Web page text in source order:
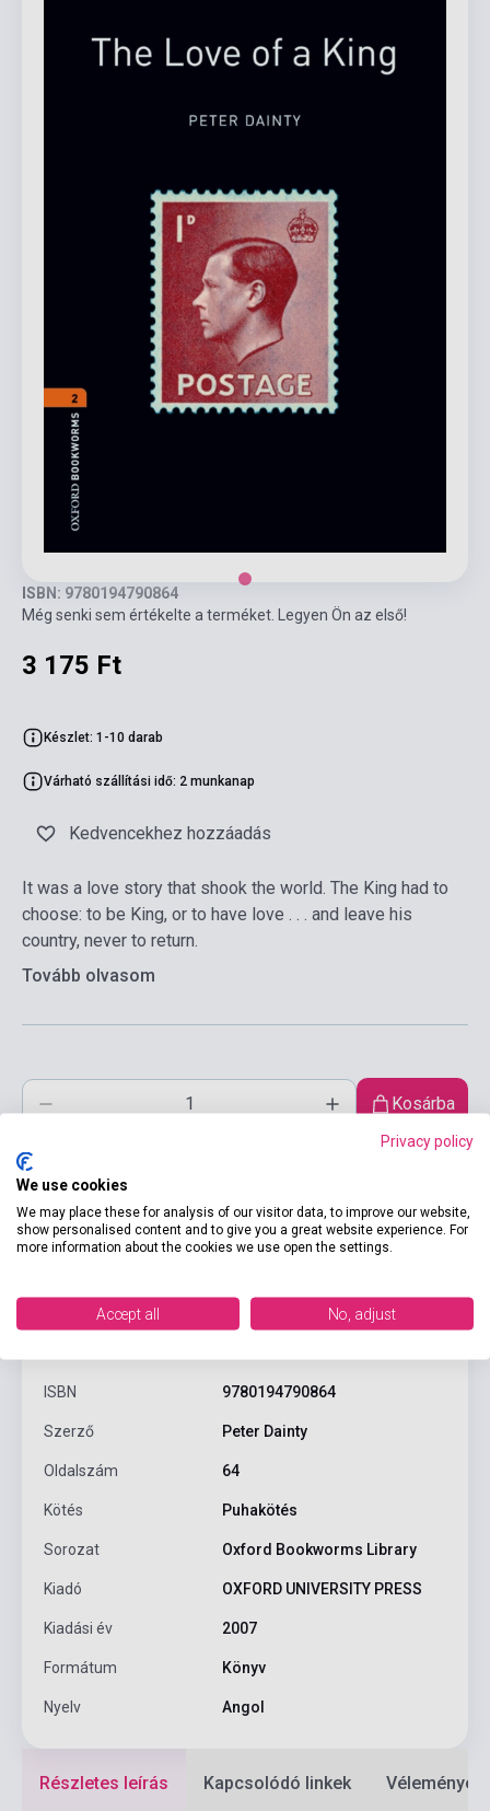
ISBN: 9780194790864
Még senki sem értékelte a terméket. Legyen Ön az első!
3 175 Ft
Készlet: 1-10 darab
Várható szállítási idő: 2 munkanap
Kedvencekhez hozzáadás
It was a love story that shook the world. The King had to
choose: to be King, or to have love . . . and leave his
country, never to return.
Tovább olvasom
Kosárba
Termékjellemzők
ISBN 9780194790864
Szerző Peter Dainty
Oldalszám 64
Kötés Puhakötés
Sorozat Oxford Bookworms Library
Kiadó OXFORD UNIVERSITY PRESS
Kiadási év 2007
Formátum Könyv
Nyelv Angol
Részletes leírás Kapcsolódó linkek Vélemények
Privacy policy
We use cookies
We may place these for analysis of our visitor data, to improve our website,
show personalised content and to give you a great website experience. For
more information about the cookies we use open the settings.
Accept all No, adjust